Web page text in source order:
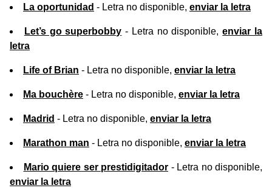
La oportunidad - Letra no disponible, enviar la letra
Let’s go superbobby - Letra no disponible,enviar la
letra
Life of Brian - Letra no disponible, enviar la letra
Ma bouchère - Letra no disponible, enviar la letra
Madrid - Letra no disponible, enviar la letra
Marathon man - Letra no disponible, enviar la letra
Mario quiere ser prestidigitador - Letra no disponible,
enviar la letra